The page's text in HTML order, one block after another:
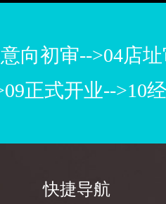
向初审-->04店
正式开业-->10
快捷导航